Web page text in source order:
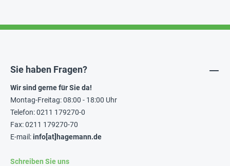
Sie haben Fragen?
Wir sind gerne für Sie da!
Montag-Freitag: 08:00 - 18:00 Uhr
Telefon: 0211 179270-0
Fax: 0211 179270-70
E-mail:info[at]hagemann.de
Schreiben Sie uns